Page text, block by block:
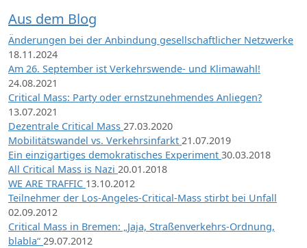
Aus dem Blog
Änderungen bei der Anbindung gesellschaftlicher Netzwerke
18.11.2024
Am 26. September ist Verkehrswende- und Klimawahl!
24.08.2021
Critical Mass: Party oder ernstzunehmendes Anliegen?
13.07.2021
Dezentrale Critical Mass 27.03.2020
Mobilitätswandel vs. Verkehrsinfarkt 21.07.2019
Ein einzigartiges demokratisches Experiment 30.03.2018
All Critical Mass is Nazi 20.01.2018
WE ARE TRAFFIC 13.10.2012
Teilnehmer der Los-Angeles-Critical-Mass stirbt bei Unfall
02.09.2012
Critical Mass in Bremen: „Jaja, Straßenverkehrs-Ordnung,
blabla“ 29.07.2012